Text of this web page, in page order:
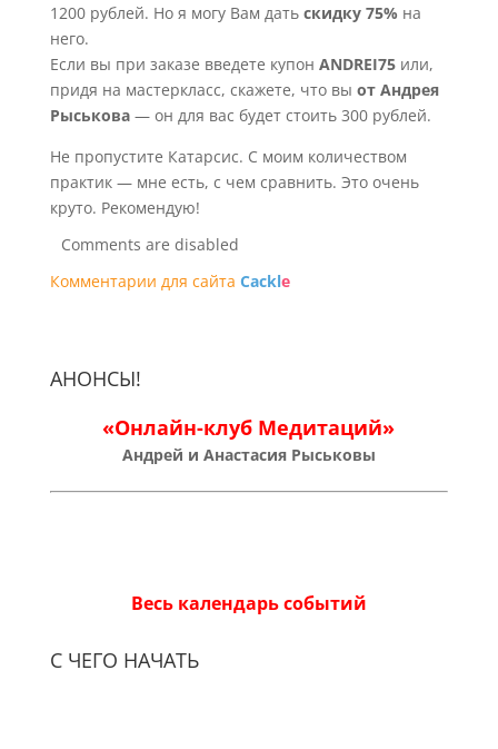
1200 рублей. Но я могу Вам дать скидку 75% на
него.
Если вы при заказе введете купон ANDREI75или,
придя на мастеркласс, скажете, что вы от Андрея
Рыськова— он для вас будет стоить 300 рублей.
Не пропустите Катарсис. С моим количеством
практик — мне есть, с чем сравнить. Это очень
круто. Рекомендую!
Comments are disabled
Комментарии для сайта Cackle
АНОНСЫ!
«Онлайн-клуб Медитаций»
Андрей и Анастасия Рыськовы
Весь календарь событий
С ЧЕГО НАЧАТЬ